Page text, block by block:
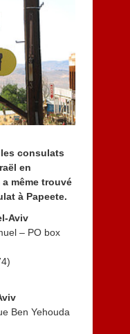
e
2
0
1
4
consulats
en
même trouvé
à Papeete.
Aviv
– PO box
Ben Yehouda